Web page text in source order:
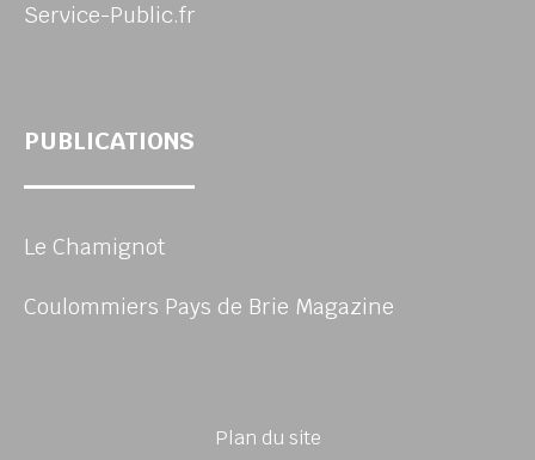
Service-Public.fr
PUBLICATIONS
Le Chamignot
Coulommiers Pays de Brie Magazine
Plan du site